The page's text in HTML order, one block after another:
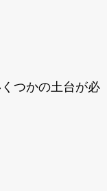
つかの土台が必